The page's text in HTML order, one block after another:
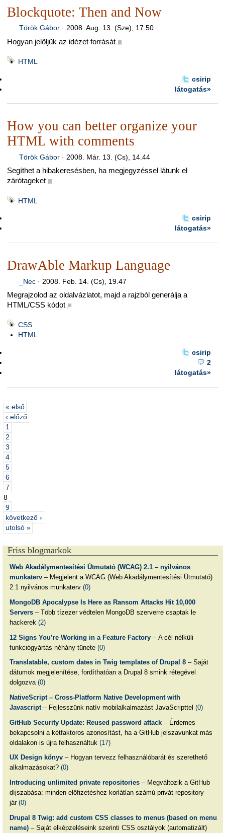
Blockquote: Then and Now
Török Gábor· 2008. Aug. 13. (Sze), 17.50
Hogyan jelöljük az idézet forrását ■
HTML
csirip
látogatás»
How you can better organize your
HTML with comments
Török Gábor· 2008. Már. 13. (Cs), 14.44
Segíthet a hibakeresésben, ha megjegyzéssel látunk el
zárótageket ■
HTML
csirip
látogatás»
DrawAble Markup Language
_Nec· 2008. Feb. 14. (Cs), 19.47
Megrajzolod az oldalvázlatot, majd a rajzból generálja a
HTML/CSS kódot ■
CSS
HTML
csirip
2
látogatás»
« első
‹ előző
1
2
3
4
5
6
7
8
9
következő ›
utolsó »
Friss blogmarkok
Web Akadálymentesítési Útmutató (WCAG) 2.1 – nyilvános
munkaterv– Megjelent a WCAG (Web Akadálymentesítési Útmutató)
2.1 nyilvános munkaterv (0)
MongoDB Apocalypse Is Here as Ransom Attacks Hit 10,000
Servers– Több tízezer védtelen MongoDB szerverre csaptak le
hackerek (2)
12 Signs You’re Working in a Feature Factory– A cél nélküli
funkciógyártás néhány tünete (0)
Translatable, custom dates in Twig templates of Drupal 8– Saját
dátumok megjelenítése, fordíthatóan a Drupal 8 smink rétegével
dolgozva (0)
NativeScript – Cross-Platform Native Development with
Javascript– Fejlesszünk natív mobilalkalmazást JavaScripttel (0)
GitHub Security Update: Reused password attack– Érdemes
bekapcsolni a kétfaktoros azonosítást, ha a GitHub jelszavunkat más
oldalakon is újra felhasználtuk (17)
UX Design könyv– Hogyan tervezz felhasználóbarát és szerethető
alkalmazásokat? (0)
Introducing unlimited private repositories– Megváltozik a GitHub
díjszabása: minden előfizetéshez korlátlan számú privát repository
jár (0)
Drupal 8 Twig: add custom CSS classes to menus (based on menu
name)– Saját elképzeléseink szerinti CSS osztályok (automatizált)